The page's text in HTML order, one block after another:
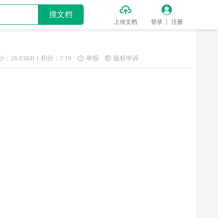
搜文档 
上传文档

登录 注册
：26.03KB 积分：7.19  举报  版权申诉